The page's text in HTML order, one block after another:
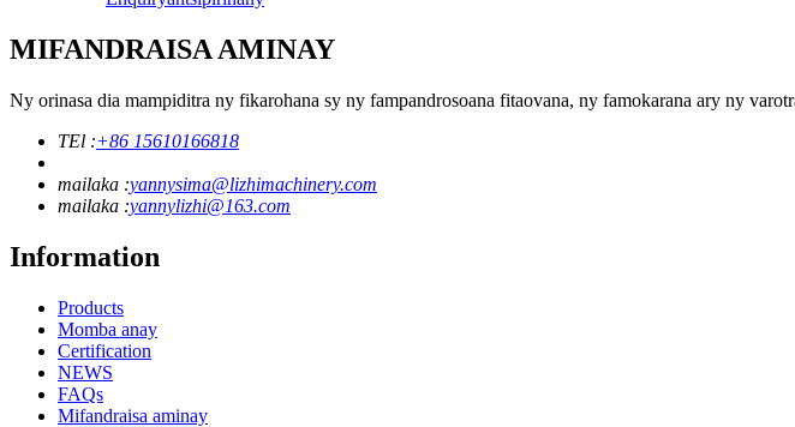
MIFANDRAISA AMINAY
Ny orinasa dia mampiditra ny fikarohana sy ny fampandrosoana fitaovana, ny famokarana ary ny
TEl :+86 15610166818
mailaka :yannysima@lizhimachinery.com
mailaka :yannylizhi@163.com
Information
Products
Momba anay
Certification
NEWS
FAQs
Mifandraisa aminay